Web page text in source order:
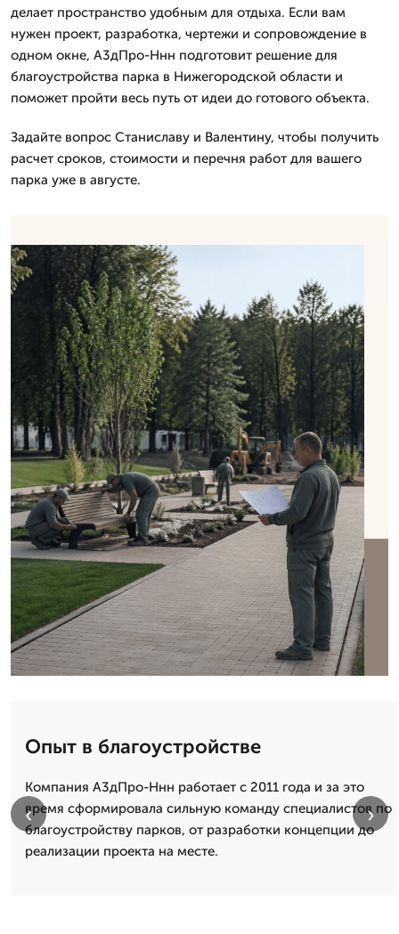
делает пространство удобным для отдыха. Если вам
нужен проект, разработка, чертежи и сопровождение в
одном окне, А3дПро-Ннн подготовит решение для
благоустройства парка в Нижегородской области и
поможет пройти весь путь от идеи до готового объекта.
Задайте вопрос Станиславу и Валентину, чтобы получить
расчет сроков, стоимости и перечня работ для вашего
парка уже в августе.
Опыт в благоустройстве
Компания А3дПро-Ннн работает с 2011 года и за это
время сформировала сильную команду специалистов по
благоустройству парков, от разработки концепции до
реализации проекта на месте.
‹ ›